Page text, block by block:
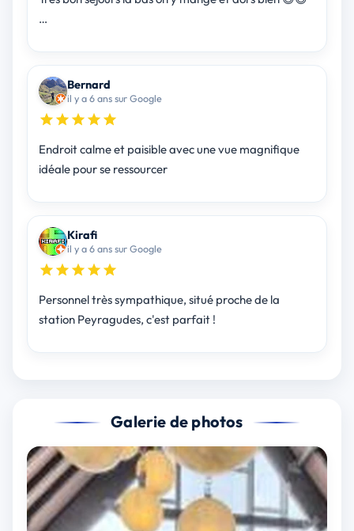
…
Bernard
il y a 6 ans sur Google
Endroit calme et paisible avec une vue magnifique
idéale pour se ressourcer
Kirafi
il y a 6 ans sur Google
Personnel très sympathique, situé proche de la
station Peyragudes, c'est parfait !
Galerie de photos